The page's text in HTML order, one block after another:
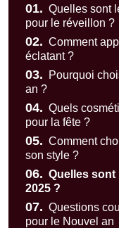
01. Quelles sont
pour le réveillon ?
02. Comment
éclatant ?
03.
Pourquoi
an ?
04. Quels
pour la fête ?
05. Comment
son style ?
06. Quelles sont
2025 ?
07. Questions
pour le Nouvel an